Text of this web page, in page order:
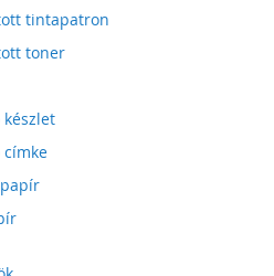
tintapatron
toner
címke